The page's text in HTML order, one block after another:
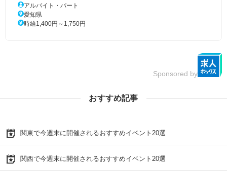
アルバイト・パート
愛知県
時給1,400円～1,750円
Sponsored by
おすすめ記事
関東で今週末に開催されるおすすめイベント20選
関西で今週末に開催されるおすすめイベント20選